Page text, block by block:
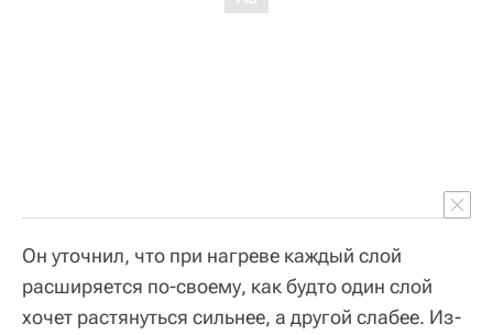
Он уточнил, что при нагреве каждый слой
расширяется по-своему, как будто один слой
хочет растянуться сильнее, а другой слабее. Из-